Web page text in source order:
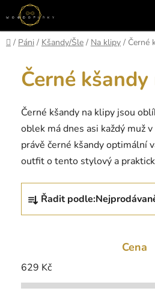
Přejít
na
obsah
Domů
/ Páni / Kšandy/Šle / Na klipy / Černé
Černé
Černé kšandy na klipy jsou
oblek má dnes asi každý muž
právě černé kšandy optimální
outfit o tento stylový a
Ř
z
í
p
Řadit podle:
Cena
629 Kč